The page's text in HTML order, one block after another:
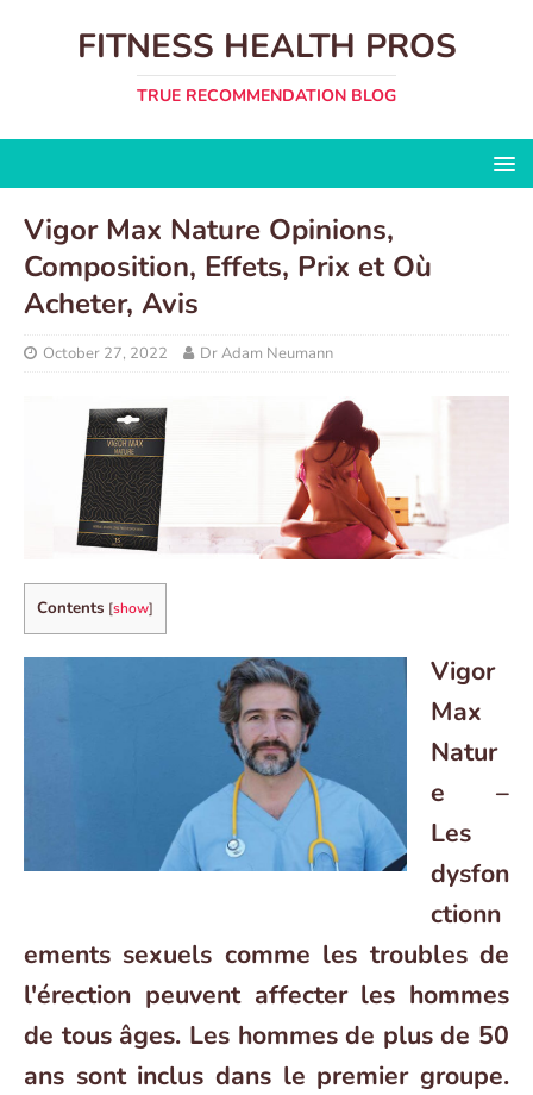
FITNESS HEALTH PROS
TRUE RECOMMENDATION BLOG
Vigor Max Nature Opinions,
Composition, Effets, Prix et Où
Acheter, Avis
October 27, 2022 Dr Adam Neumann
Contents [show]
Vigor
Max
Natur
e –
Les
dysfon
ctionn
ements sexuels comme les troubles de
l'érection peuvent affecter les hommes
de tous âges. Les hommes de plus de 50
ans sont inclus dans le premier groupe.